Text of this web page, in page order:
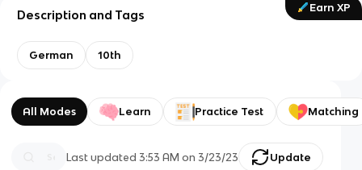
Earn XP
Description and Tags
German 10th
All Modes Learn Practice Test Matching
Last updated3:53 AM on 3/23/23 Update